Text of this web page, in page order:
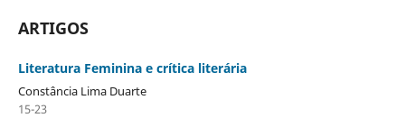
ARTIGOS
Literatura Feminina e crítica literária
Constância Lima Duarte
15-23